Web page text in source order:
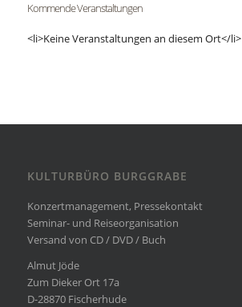
Kommende Veranstaltungen
<li>Keine Veranstaltungen an diesem Ort</li>
KULTURBÜRO BURGGRABE
Konzertmanagement, Pressekontakt
Seminar- und Reiseorganisation
Versand von CD / DVD / Buch
Almut Jöde
Zum Dieker Ort 17a
D-28870 Fischerhude